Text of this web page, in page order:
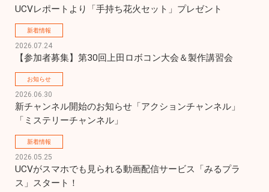
UCVレポートより「手持ち花火セット」プレゼント
新着情報
2026.07.24
【参加者募集】第30回上田ロボコン大会＆製作講習会
お知らせ
2026.06.30
新チャンネル開始のお知らせ「アクションチャンネル」
「ミステリーチャンネル」
新着情報
2026.05.25
UCVがスマホでも見られる動画配信サービス「みるプラ
ス」スタート！